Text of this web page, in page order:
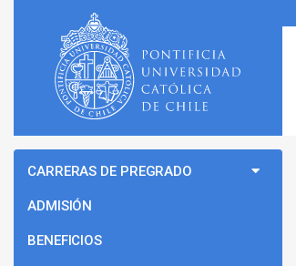
CARRERAS DE PREGRADO
ADMISIÓN
BENEFICIOS